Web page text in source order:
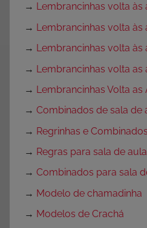
→ Lembrancinhas volta às
→ Lembrancinhas volta às
→ Lembrancinhas volta às
→ Lembrancinhas volta
→ Lembrancinhas Volta
→ Combinados de sala de
→ Regrinhas e Combinados
→ Regras para sala de aula
→ Combinados para sala
→ Modelo de chamadinha
→ Modelos de Crachá